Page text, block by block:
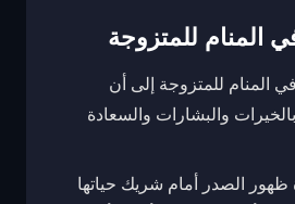
المنام للمتزوجة
المنام للمتزوجة إلى أن
بالخيرات والبشارات والسعادة
ظهور الصدر أمام شريك حياتها